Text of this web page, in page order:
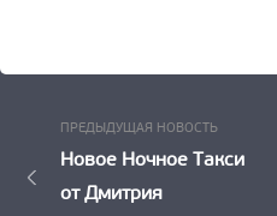
записям
ПРЕДЫДУЩАЯ НОВОСТЬ
Новое Ночное Такси
от Дмитрия